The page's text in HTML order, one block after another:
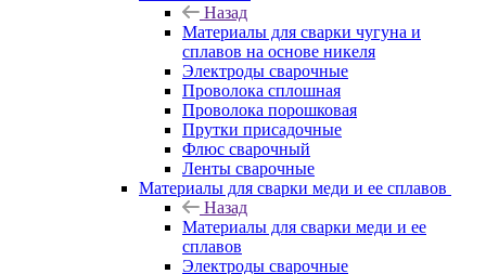
Назад
Материалы для сварки чугуна и
сплавов на основе никеля
Электроды сварочные
Проволока сплошная
Проволока порошковая
Прутки присадочные
Флюс сварочный
Ленты сварочные
Материалы для сварки меди и ее сплавов
Назад
Материалы для сварки меди и ее
сплавов
Электроды сварочные